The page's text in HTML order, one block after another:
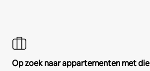
Op zoek naar appartementen met